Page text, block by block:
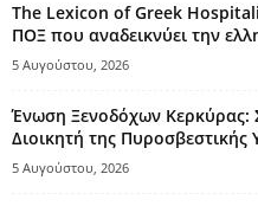
The Lexicon of Greek
ΠΟΞ που αναδεικνύει την
5 Αυγούστου, 2026
Ένωση Ξενοδόχων Κερκύρας:
Διοικητή της Πυροσβεστικής
5 Αυγούστου, 2026